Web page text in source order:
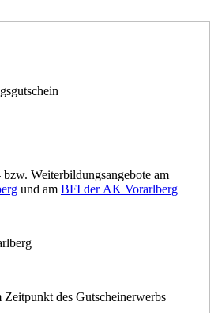
Weiterbildungsangebote am
und am BFI der AK Vorarlberg
des Gutscheinerwerbs